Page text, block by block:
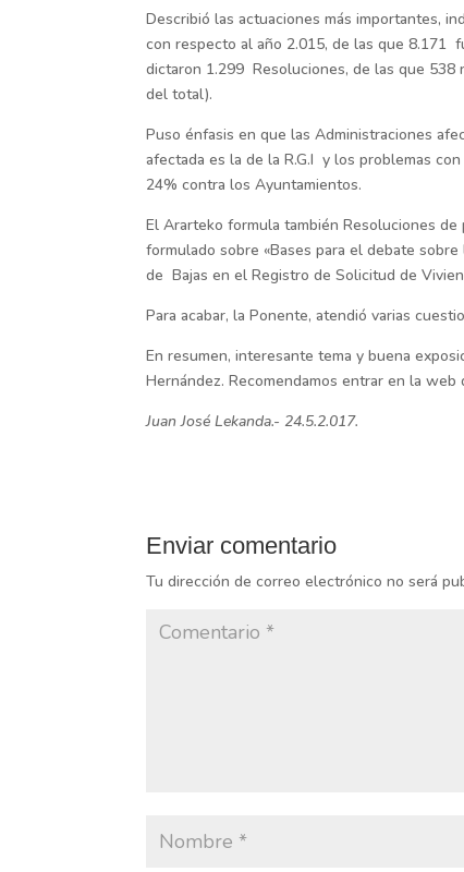
Describió las actuaciones más importantes,
con respecto al año 2.015, de las que 8.171
dictaron 1.299 Resoluciones, de las que
del total).
Puso énfasis en que las Administraciones
afectada es la de la R.G.I y los problemas
24% contra los Ayuntamientos.
El Ararteko formula también Resoluciones
formulado sobre «Bases para el debate
de Bajas en el Registro de Solicitud de
Para acabar, la Ponente, atendió varias
En resumen, interesante tema y buena
Hernández. Recomendamos entrar en la web
Juan José Lekanda.- 24.5.2.017.
Enviar comentario
Tu dirección de correo electrónico no será